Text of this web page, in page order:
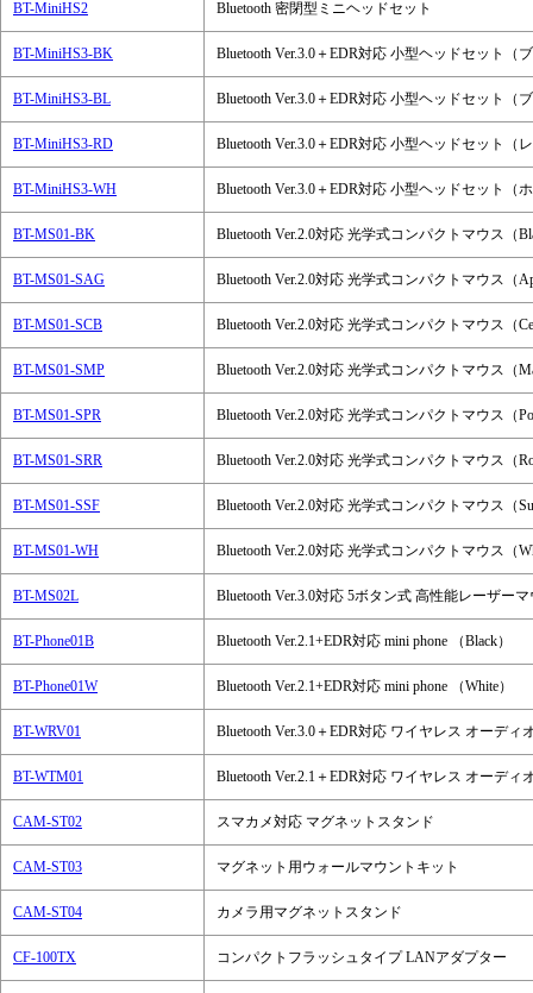
BT-MiniHS2 Bluetooth 密閉型ミニヘッドセット
BT-MiniHS3-BK Bluetooth Ver.3.0＋EDR対応 小型ヘッドセット（
BT-MiniHS3-BL Bluetooth Ver.3.0＋EDR対応 小型ヘッドセット（
BT-MiniHS3-RD Bluetooth Ver.3.0＋EDR対応 小型ヘッドセット（
BT-MiniHS3-WH Bluetooth Ver.3.0＋EDR対応 小型ヘッドセット（
BT-MS01-BK Bluetooth Ver.2.0対応 光学式コンパクトマウス（
BT-MS01-SAG Bluetooth Ver.2.0対応 光学式コンパクトマウス（
BT-MS01-SCB Bluetooth Ver.2.0対応 光学式コンパクトマウス（
BT-MS01-SMP Bluetooth Ver.2.0対応 光学式コンパクトマウス（
BT-MS01-SPR Bluetooth Ver.2.0対応 光学式コンパクトマウス（
BT-MS01-SRR Bluetooth Ver.2.0対応 光学式コンパクトマウス（
BT-MS01-SSF Bluetooth Ver.2.0対応 光学式コンパクトマウス（
BT-MS01-WH Bluetooth Ver.2.0対応 光学式コンパクトマウス（
BT-MS02L Bluetooth Ver.3.0対応 5ボタン式 高性能レーザー
BT-Phone01B Bluetooth Ver.2.1+EDR対応 mini phone （Black）
BT-Phone01W Bluetooth Ver.2.1+EDR対応 mini phone （White）
BT-WRV01 Bluetooth Ver.3.0＋EDR対応 ワイヤレス オーディ
BT-WTM01 Bluetooth Ver.2.1＋EDR対応 ワイヤレス オーディ
CAM-ST02 スマカメ対応 マグネットスタンド
CAM-ST03 マグネット用ウォールマウントキット
CAM-ST04 カメラ用マグネットスタンド
CF-100TX コンパクトフラッシュタイプ LANアダプター